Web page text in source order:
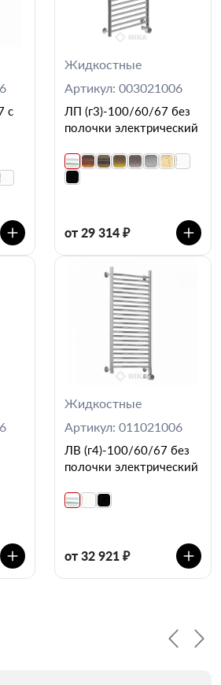
с
Жидкостные
Артикул: 003021006
ЛП (г3)-100/60/67 без
полочки электрический
от 29 314 ₽
Жидкостные
Артикул: 011021006
ЛВ (г4)-100/60/67 без
полочки электрический
от 32 921 ₽